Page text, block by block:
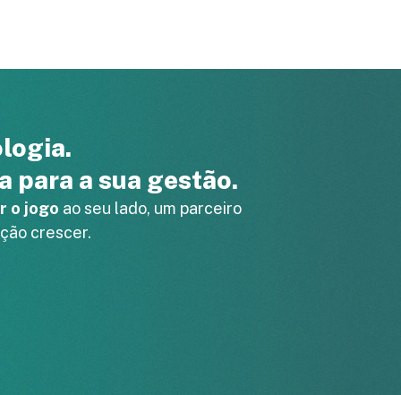
para a sua gestão.
o jogo ao seu lado, um parceiro
crescer.